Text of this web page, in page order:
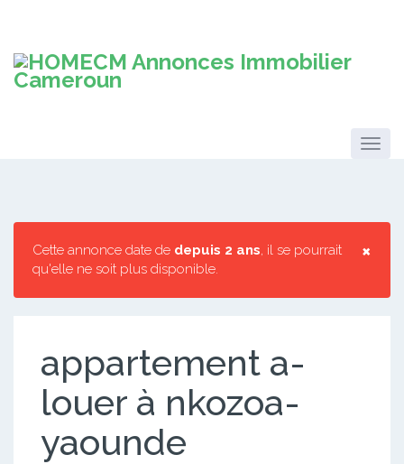
×
Cette annonce date de depuis 2 ans, il se pourrait
qu'elle ne soit plus disponible.
appartement a-
louer à nkozoa-
yaounde